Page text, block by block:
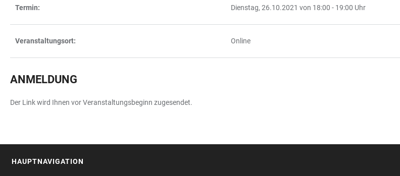
Termin: Dienstag, 26.10.2021 von 18:00 - 19:00 Uhr
Veranstaltungsort: Online
ANMELDUNG
Der Link wird Ihnen vor Veranstaltungsbeginn zugesendet.
HAUPTNAVIGATION